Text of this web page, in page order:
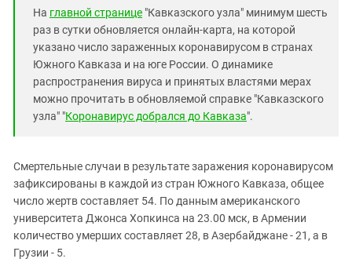
Южная Осетия
Южный Кавказ
На главной странице "Кавказского узла" минимум шесть
раз в сутки обновляется онлайн-карта, на которой
указано число зараженных коронавирусом в странах
Южного Кавказа и на юге России. О динамике
распространения вируса и принятых властями мерах
можно прочитать в обновляемой справке "Кавказского
узла" "Коронавирус добрался до Кавказа".
Смертельные случаи в результате заражения коронавирусом
зафиксированы в каждой из стран Южного Кавказа, общее
число жертв составляет 54. По данным американского
университета Джонса Хопкинса на 23.00 мск, в Армении
количество умерших составляет 28, в Азербайджане - 21, а в
Грузии - 5.